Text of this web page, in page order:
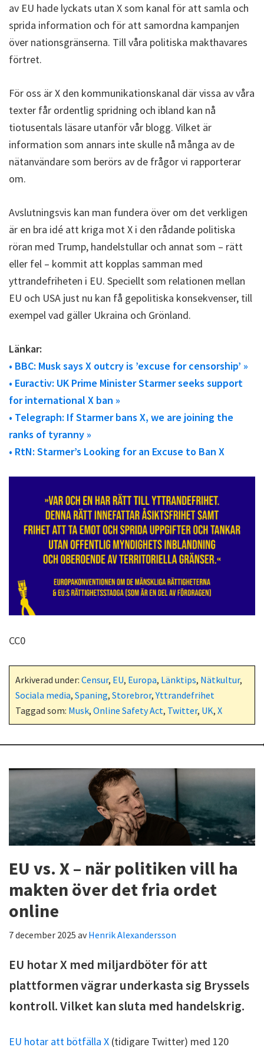
av EU hade lyckats utan X som kanal för att samla och
sprida information och för att samordna kampanjen
över nationsgränserna. Till våra politiska makthavares
förtret.
För oss är X den kommunikationskanal där vissa av våra
texter får ordentlig spridning och ibland kan nå
tiotusentals läsare utanför vår blogg. Vilket är
information som annars inte skulle nå många av de
nätanvändare som berörs av de frågor vi rapporterar
om.
Avslutningsvis kan man fundera över om det verkligen
är en bra idé att kriga mot X i den rådande politiska
röran med Trump, handelstullar och annat som – rätt
eller fel – kommit att kopplas samman med
yttrandefriheten i EU. Speciellt som relationen mellan
EU och USA just nu kan få gepolitiska konsekvenser, till
exempel vad gäller Ukraina och Grönland.
Länkar:
• BBC: Musk says X outcry is ’excuse for censorship’ »
• Euractiv: UK Prime Minister Starmer seeks support
for international X ban »
• Telegraph: If Starmer bans X, we are joining the
ranks of tyranny »
• RtN: Starmer’s Looking for an Excuse to Ban X
CC0
Arkiverad under: Censur, EU, Europa, Länktips, Nätkultur,
Sociala media, Spaning, Storebror,Yttrandefrihet
Taggad som: Musk, Online Safety Act, Twitter, UK, X
EU vs. X – när politiken vill ha
makten över det fria ordet
online
7 december 2025 avHenrik Alexandersson
EU hotar X med miljardböter för att
plattformen vägrar underkasta sig Bryssels
kontroll. Vilket kan sluta med handelskrig.
EU hotar att bötfälla X (tidigare Twitter) med 120